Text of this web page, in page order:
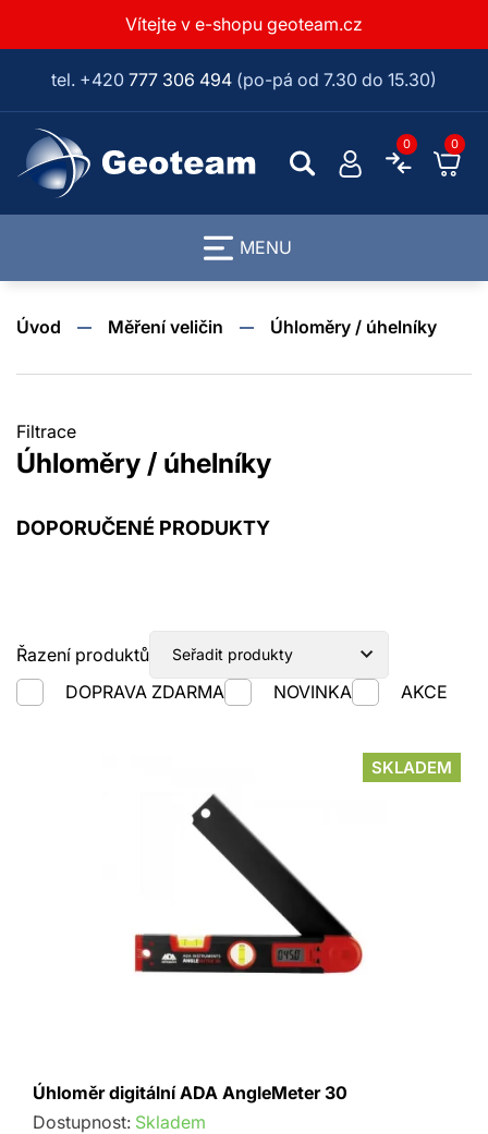
Vítejte v e-shopu geoteam.cz
tel. +420 777 306 494 (po-pá od 7.30 do 15.30)
0 0
MENU
Úvod Měření veličin Úhloměry / úhelníky
Filtrace
Filtrace
16456.00 kč
Úhloměry / úhelníky
DOPORUČENÉ PRODUKTY
Řazení produktů
DOPRAVA ZDARMA
NOVINKA AKCE
SKLADEM
Úhloměr digitální ADA AngleMeter 30
Dostupnost: Skladem